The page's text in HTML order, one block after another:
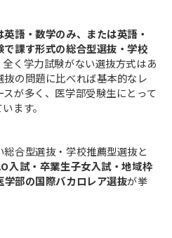
語・数学のみ、または英語・
課す形式の総合型選抜・学校
全く学力試験がない選抜方式はあ
の問題に比べれば基本的なレ
が多く、医学部受験生にとって
ます。
合型選抜・学校推薦型選抜と
入試・卒業生子女入試・地域枠
学部の国際バカロレア選抜が挙